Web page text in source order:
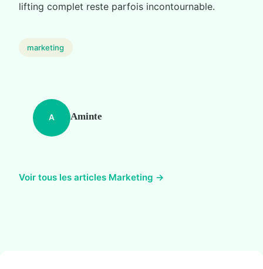
lifting complet reste parfois incontournable.
marketing
A Aminte
Voir tous les articles Marketing →